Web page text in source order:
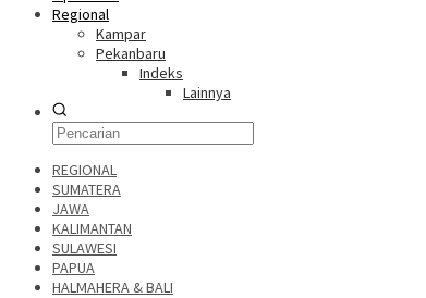
Regional
Kampar
Pekanbaru
Indeks
Lainnya
REGIONAL
SUMATERA
JAWA
KALIMANTAN
SULAWESI
PAPUA
HALMAHERA & BALI